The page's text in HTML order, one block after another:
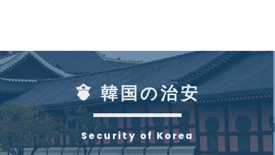
韓国の治安
Security of Korea